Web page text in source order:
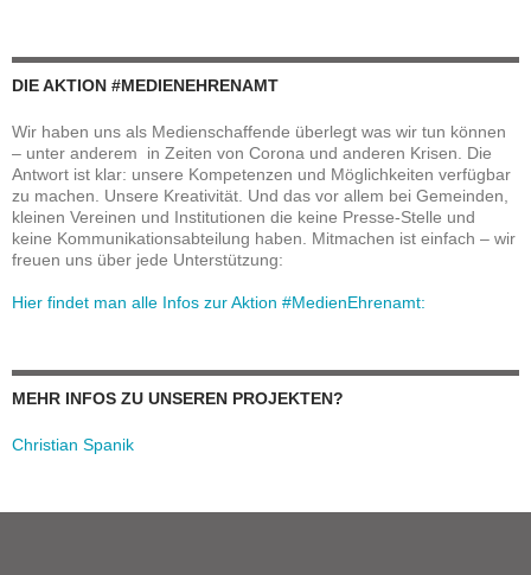
DIE AKTION #MEDIENEHRENAMT
Wir haben uns als Medienschaffende überlegt was wir tun können
– unter anderem in Zeiten von Corona und anderen Krisen. Die
Antwort ist klar: unsere Kompetenzen und Möglichkeiten verfügbar
zu machen. Unsere Kreativität. Und das vor allem bei Gemeinden,
kleinen Vereinen und Institutionen die keine Presse-Stelle und
keine Kommunikationsabteilung haben. Mitmachen ist einfach – wir
freuen uns über jede Unterstützung:
Hier findet man alle Infos zur Aktion #MedienEhrenamt:
MEHR INFOS ZU UNSEREN PROJEKTEN?
Christian Spanik